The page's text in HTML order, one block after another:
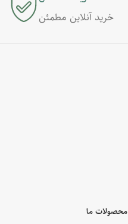
خرید آنلاین مطمئن
محصولات ما